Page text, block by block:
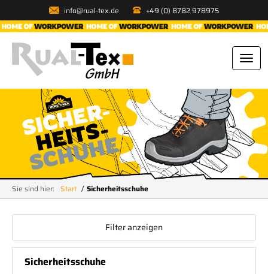
info@rual-tex.de +49 (0) 8782 978975
Sie sind hier: Start Sicherheitsschuhe
Filter anzeigen
Sicherheitsschuhe